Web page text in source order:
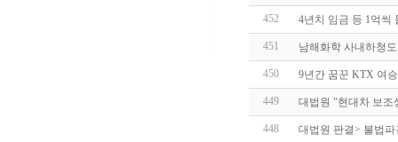
452 4년치 임금 등 1억
451 남해화학 사내하청
450 9년간 꿈꾼 KTX 여
449 대법원 "현대차 보
448 대법원 판결> 불법